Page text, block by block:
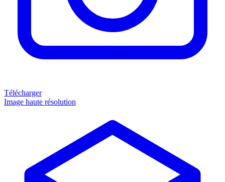
Télécharger
Image haute résolution